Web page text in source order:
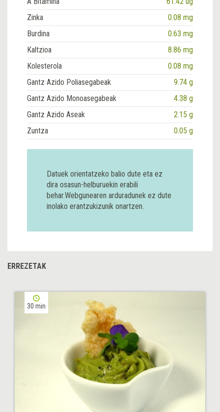
Zinka
0.08 mg
Burdina
0.63 mg
Kaltzioa
8.86 mg
Kolesterola
0.08 mg
Gantz Azido Poliasegabeak
9.74 g
Gantz Azido Monoasegabeak
4.38 g
Gantz Azido Aseak
2.15 g
Zuntza
0.05 g
Datuek orientatzeko balio dute eta ez
dira osasun-helburuekin erabili
behar.Webgunearen arduradunek ez dute
inolako erantzukizunik onartzen.
ERREZETAK
30 min